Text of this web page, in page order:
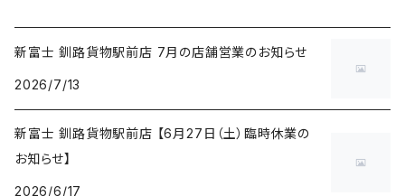
新富士 釧路貨物駅前店 7月の店舗営業のお知らせ
2026/7/13
新富士 釧路貨物駅前店 【6月27日（土）臨時休業の
お知らせ】
2026/6/17